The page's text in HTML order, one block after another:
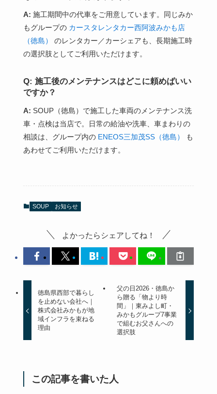
A: 施工期間中の代車をご用意しています。同じみか
もグループの カースタレンタカー西阿波みかも店
（徳島）
のレンタカー／カーシェアも、長期施工時
の選択肢としてご利用いただけます。
Q: 施工後のメンテナンスはどこに頼めばいい
ですか？
A: SOUP（徳島）で施工した車両のメンテナンス洗
車・点検は当店で。日常の給油や洗車、車まわりの
相談は、グループ内の ENEOS三加茂SS（徳島）
も
あわせてご利用いただけます。
SOUP お知らせ
よかったらシェアしてね！
徳島県西部で暮らし
を止めない会社へ｜
株式会社みかもが地
域インフラを束ねる
理由
父の日2026・徳島か
ら贈る「物より時
間」｜東みよし町・
みかもグループ7事業
で組むお父さんへの
選択肢
この記事を書いた人